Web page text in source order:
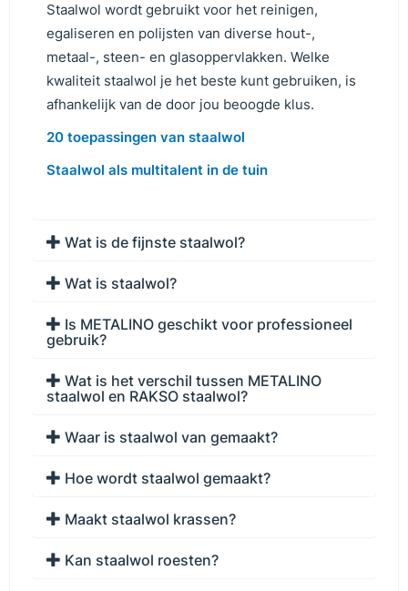
Staalwol wordt gebruikt voor het reinigen,
egaliseren en polijsten van diverse hout-,
metaal-, steen- en glasoppervlakken. Welke
kwaliteit staalwol je het beste kunt gebruiken, is
afhankelijk van de door jou beoogde klus.
20 toepassingen van staalwol
Staalwol als multitalent in de tuin
Wat is de fijnste staalwol?
Wat is staalwol?
Is METALINO geschikt voor professioneel
gebruik?
Wat is het verschil tussen METALINO
staalwol en RAKSO staalwol?
Waar is staalwol van gemaakt?
Hoe wordt staalwol gemaakt?
Maakt staalwol krassen?
Kan staalwol roesten?